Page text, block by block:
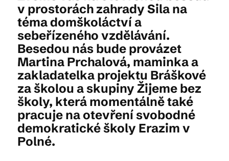
© 2026 Brána Jihlavy
v prostorách zahrady Sila na
téma domškoláctví a
sebeřízeného vzdělávání.
Besedou nás bude provázet
Martina Prchalová, maminka a
zakladatelka projektu Bráškové
za školou a skupiny Žijeme bez
školy, která momentálně také
pracuje na otevření svobodné
demokratické školy Erazim v
Polné.